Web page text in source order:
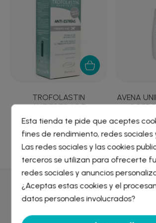
TROFOLASTIN
ANTIESTRIAS E
CARRERAS...
11,66 €
AVENA
Por qué comprar en
Crear lista de deseos
Nombre de la lista de deseos
Iniciar sesión
Debe iniciar sesión para guardar productos
deseos.
Esta tienda te pide que aceptes
fines de rendimiento, redes sociales
Las redes sociales y las cookies
terceros se utilizan para ofrecerte
redes sociales y anuncios
¿Aceptas estas cookies y el
datos personales involucrados?